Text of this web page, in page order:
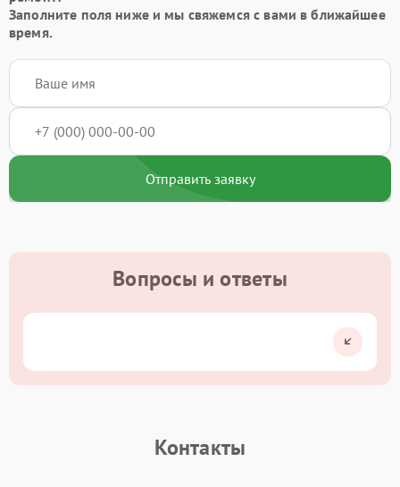
Заполните поля ниже и мы свяжемся с вами в ближайшее
время.
Отправить заявку
Вопросы и ответы
Контакты